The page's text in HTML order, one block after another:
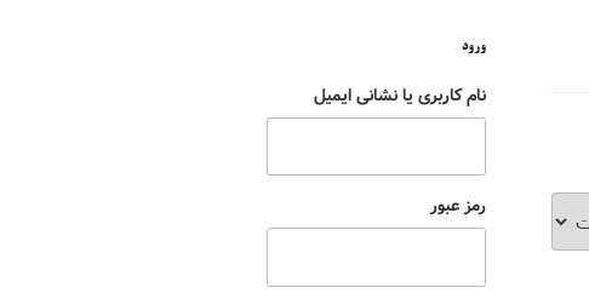
ورود
نام کاربری یا نشانی ایمیل
رمز عبور